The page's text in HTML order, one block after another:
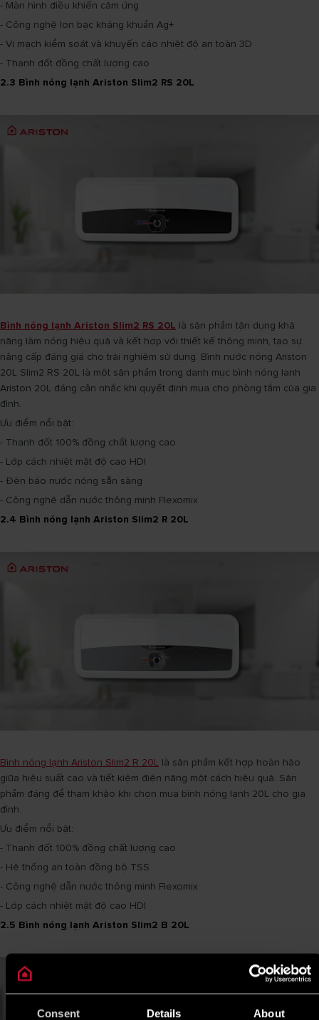
Consent Details About
- Màn hình điều khiến cảm ứng
- Công nghệ Ion bạc kháng khuẩn Ag+
- Vi mạch kiểm soát và khuyến cáo nhiệt độ an toàn 3D
- Thanh đốt đồng chất lượng cao
2.3 Bình nóng lạnh Ariston Slim2 RS 20L
Bình nóng lạnh Ariston Slim2 RS 20L là sản phẩm tận dụng khả
năng làm nóng hiệu quả và kết hợp với thiết kế thông minh, tạo sự
nâng cấp đáng giá cho trải nghiệm sử dụng. Bình nước nóng Ariston
20L Slim2 RS 20L là một sản phẩm trong danh mục bình nóng lạnh
Ariston 20L đáng cân nhắc khi quyết định mua cho phòng tắm của gia
đình.
Ưu điểm nổi bật:
- Thanh đốt 100% đồng chất lượng cao
- Lớp cách nhiệt mật độ cao HDI
- Đèn báo nước nóng sẵn sàng
- Công nghệ dẫn nước thông minh Flexomix
2.4 Bình nóng lạnh Ariston Slim2 R 20L
Bình nóng lạnh Ariston Slim2 R 20L là sản phẩm kết hợp hoàn hảo
giữa hiệu suất cao và tiết kiệm điện năng một cách hiệu quả. Sản
phẩm đáng để tham khảo khi chọn mua bình nóng lạnh 20L cho gia
đình.
Ưu điểm nổi bật:
- Thanh đốt 100% đồng chất lượng cao
- Hệ thống an toàn đồng bộ TSS
- Công nghệ dẫn nước thông minh Flexomix
- Lớp cách nhiệt mật độ cao HDI
2.5 Bình nóng lạnh Ariston Slim2 B 20L